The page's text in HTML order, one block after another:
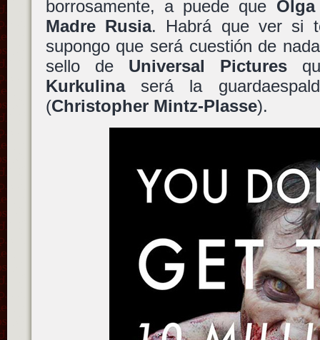
borrosamente, a puede que
Madre Rusia. Habrá que ver si
supongo que será cuestión de
sello de Universal Pictures
Kurkulinaserá la
(Christopher Mintz-Plasse).